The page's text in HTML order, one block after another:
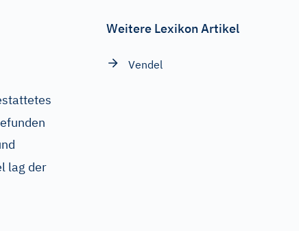
lag der
Weitere Lexikon Artikel
Vendel